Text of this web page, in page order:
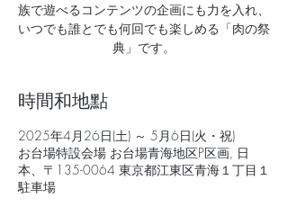
族で遊べるコンテンツの企画にも力を入れ、
いつでも誰とでも何回でも楽しめる「肉の祭
典」です。
時間和地點
2025年4月26日(土) ～ 5月6日(火・祝)
お台場特設会場 お台場青海地区P区画, 日
本、〒135-0064 東京都江東区青海１丁目１
駐車場